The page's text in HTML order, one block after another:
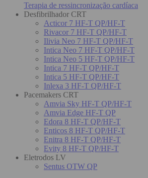
Terapia de ressincronização cardíaca
Desfibrilhador CRT
Acticor 7 HF-T QP/HF-T
Rivacor 7 HF-T QP/HF-T
Ilivia Neo 7 HF-T QP/HF-T
Intica Neo 7 HF-T QP/HF-T
Intica Neo 5 HF-T QP/HF-T
Intica 7 HF-T QP/HF-T
Intica 5 HF-T QP/HF-T
Inlexa 3 HF-T QP/HF-T
Pacemakers CRT
Amvia Sky HF-T QP/HF-T
Amvia Edge HF-T QP
Edora 8 HF-T QP/HF-T
Enticos 8 HF-T QP/HF-T
Enitra 8 HF-T QP/HF-T
Evity 8 HF-T QP/HF-T
Eletrodos LV
Sentus OTW QP